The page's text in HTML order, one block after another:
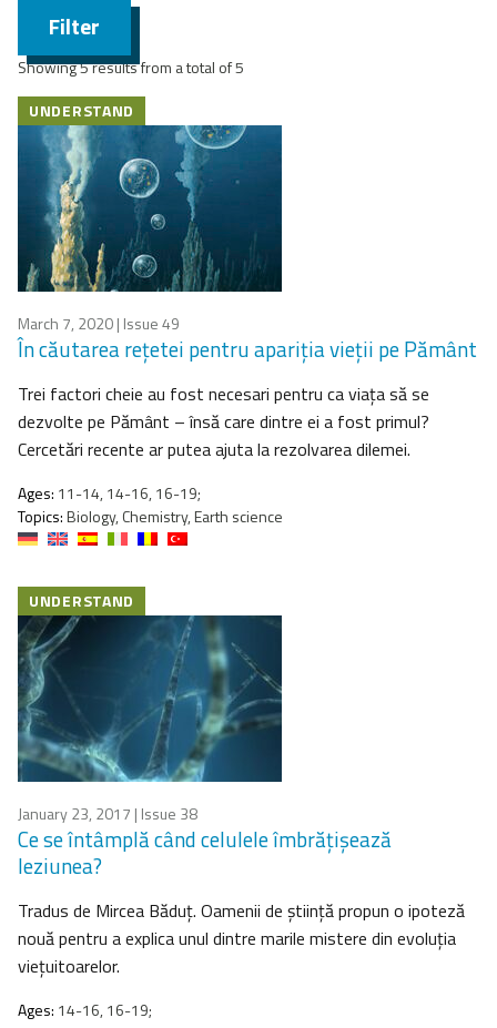
Filter
Showing 5 results from a total of 5
UNDERSTAND
March 7, 2020| Issue 49
În căutarea rețetei pentru apariţia vieții pe Pământ
Trei factori cheie au fost necesari pentru ca viața să se
dezvolte pe Pământ – însă care dintre ei a fost primul?
Cercetări recente ar putea ajuta la rezolvarea dilemei.
Ages: 11-14, 14-16, 16-19;
Topics:Biology, Chemistry, Earth science
UNDERSTAND
January 23, 2017 | Issue 38
Ce se întâmplă când celulele îmbrățișează
leziunea?
Tradus de Mircea Băduţ. Oamenii de ştiinţă propun o ipoteză
nouă pentru a explica unul dintre marile mistere din evoluţia
vieţuitoarelor.
Ages: 14-16, 16-19;